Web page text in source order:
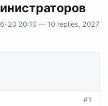
20 20:10 — 10 replies, 2027
#1